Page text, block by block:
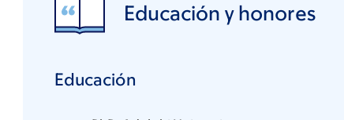
Educación y honores
Educación